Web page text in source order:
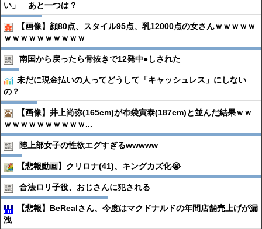
い」 あと一つは？
【画像】顔80点、スタイル95点、乳12000点の女さんｗｗｗｗｗ
ｗｗｗｗｗｗｗｗｗｗ
南国から戻ったら骨抜きで12発中●︎しされた
未だに現金払いの人ってどうして「キャッシュレス」にしない
の？
【画像】井上尚弥(165cm)が布袋寅泰(187cm)と並んだ結果ｗｗ
ｗｗｗｗｗｗｗｗｗｗ...
陸上部女子の性欲エグすぎるwwwww
【悲報動画】クリロナ(41)、キングカズ化😭
合法ロリ子役、おじさんに犯される
【悲報】BeRealさん、今度はマクドナルドの年間店舗売上げが漏
洩